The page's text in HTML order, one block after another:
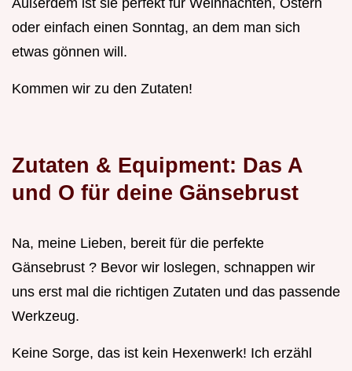
Außerdem ist sie perfekt für Weihnachten, Ostern
oder einfach einen Sonntag, an dem man sich
etwas gönnen will.
Kommen wir zu den Zutaten!
Zutaten & Equipment: Das A
und O für deine Gänsebrust
Na, meine Lieben, bereit für die perfekte
Gänsebrust ? Bevor wir loslegen, schnappen wir
uns erst mal die richtigen Zutaten und das passende
Werkzeug.
Keine Sorge, das ist kein Hexenwerk! Ich erzähl